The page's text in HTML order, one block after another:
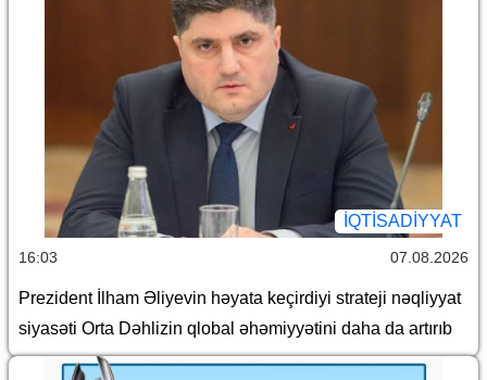
İQTİSADİYYAT
16:03 07.08.2026
Prezident İlham Əliyevin həyata keçirdiyi strateji nəqliyyat
siyasəti Orta Dəhlizin qlobal əhəmiyyətini daha da artırıb